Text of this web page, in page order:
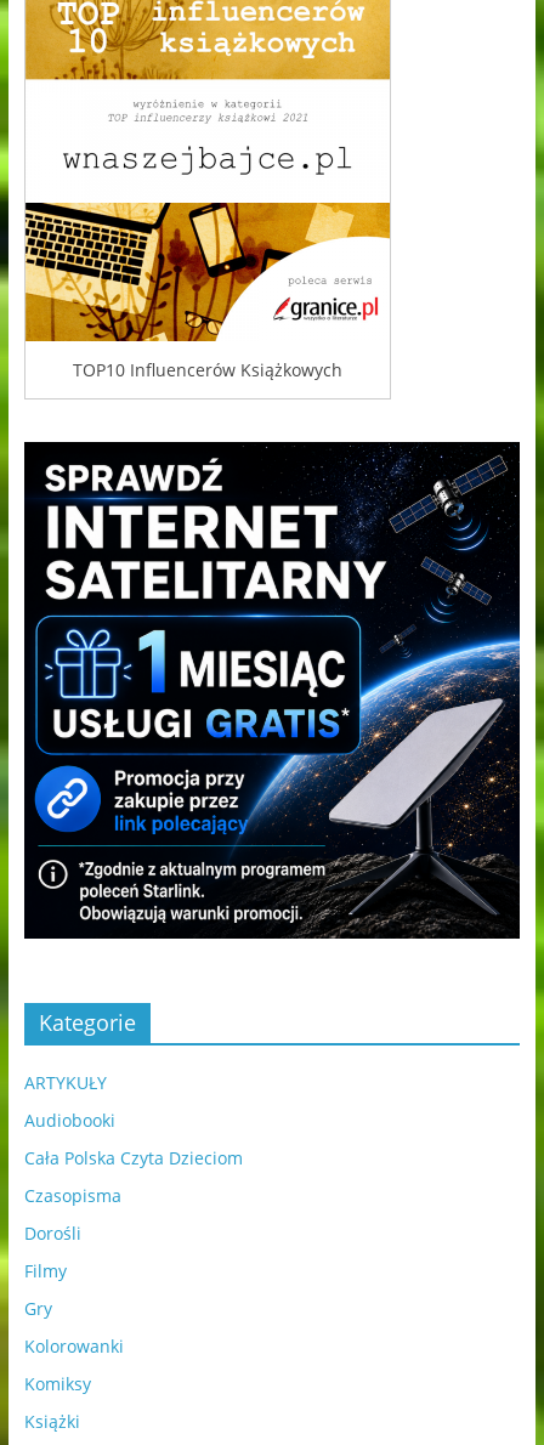
TOP10 Influencerów Książkowych
Kategorie
ARTYKUŁY
Audiobooki
Cała Polska Czyta Dzieciom
Czasopisma
Dorośli
Filmy
Gry
Kolorowanki
Komiksy
Książki